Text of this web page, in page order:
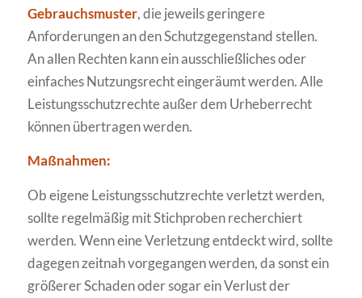
Gebrauchsmuster, die jeweils geringere
Anforderungen an den Schutzgegenstand stellen.
An allen Rechten kann ein ausschließliches oder
einfaches Nutzungsrecht eingeräumt werden. Alle
Leistungsschutzrechte außer dem Urheberrecht
können übertragen werden.
Maßnahmen:
Ob eigene Leistungsschutzrechte verletzt werden,
sollte regelmäßig mit Stichproben recherchiert
werden. Wenn eine Verletzung entdeckt wird, sollte
dagegen zeitnah vorgegangen werden, da sonst ein
größerer Schaden oder sogar ein Verlust der